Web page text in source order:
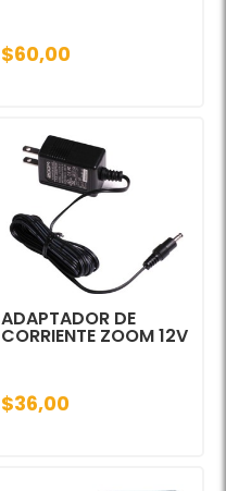
$60,00
ADAPTADOR DE
CORRIENTE ZOOM 12V
$36,00